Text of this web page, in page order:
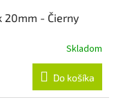
20mm - Čierny
Skladom
Do košíka